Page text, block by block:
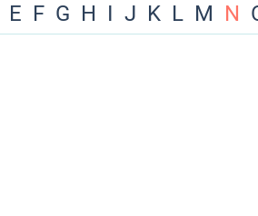
E F G H I J K L M N